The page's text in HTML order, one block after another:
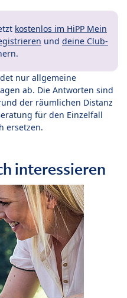
kostenlos im HiPP Mein
und deine Club-
nur allgemeine
ab. Die Antworten sind
der räumlichen Distanz
für den Einzelfall
ersetzen.
interessieren